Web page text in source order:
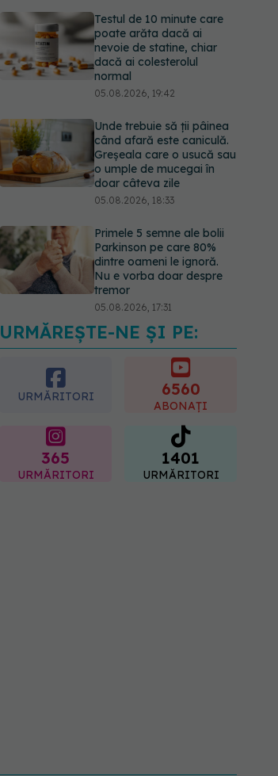
Testul de 10 minute care
poate arăta dacă ai
nevoie de statine, chiar
dacă ai colesterolul
normal
05.08.2026, 19:42
Unde trebuie să ții pâinea
când afară este caniculă.
Greșeala care o usucă sau
o umple de mucegai în
doar câteva zile
05.08.2026, 18:33
Primele 5 semne ale bolii
Parkinson pe care 80%
dintre oameni le ignoră.
Nu e vorba doar despre
tremor
05.08.2026, 17:31
Gabriela Cristea, manifest
pentru respect și
acceptare: Corpul
fiecăruia spune o poveste
05.08.2026, 21:23
URMĂREȘTE-NE ȘI PE:
URMĂRITORI 6560
ABONAȚI
365
URMĂRITORI
1401
URMĂRITORI